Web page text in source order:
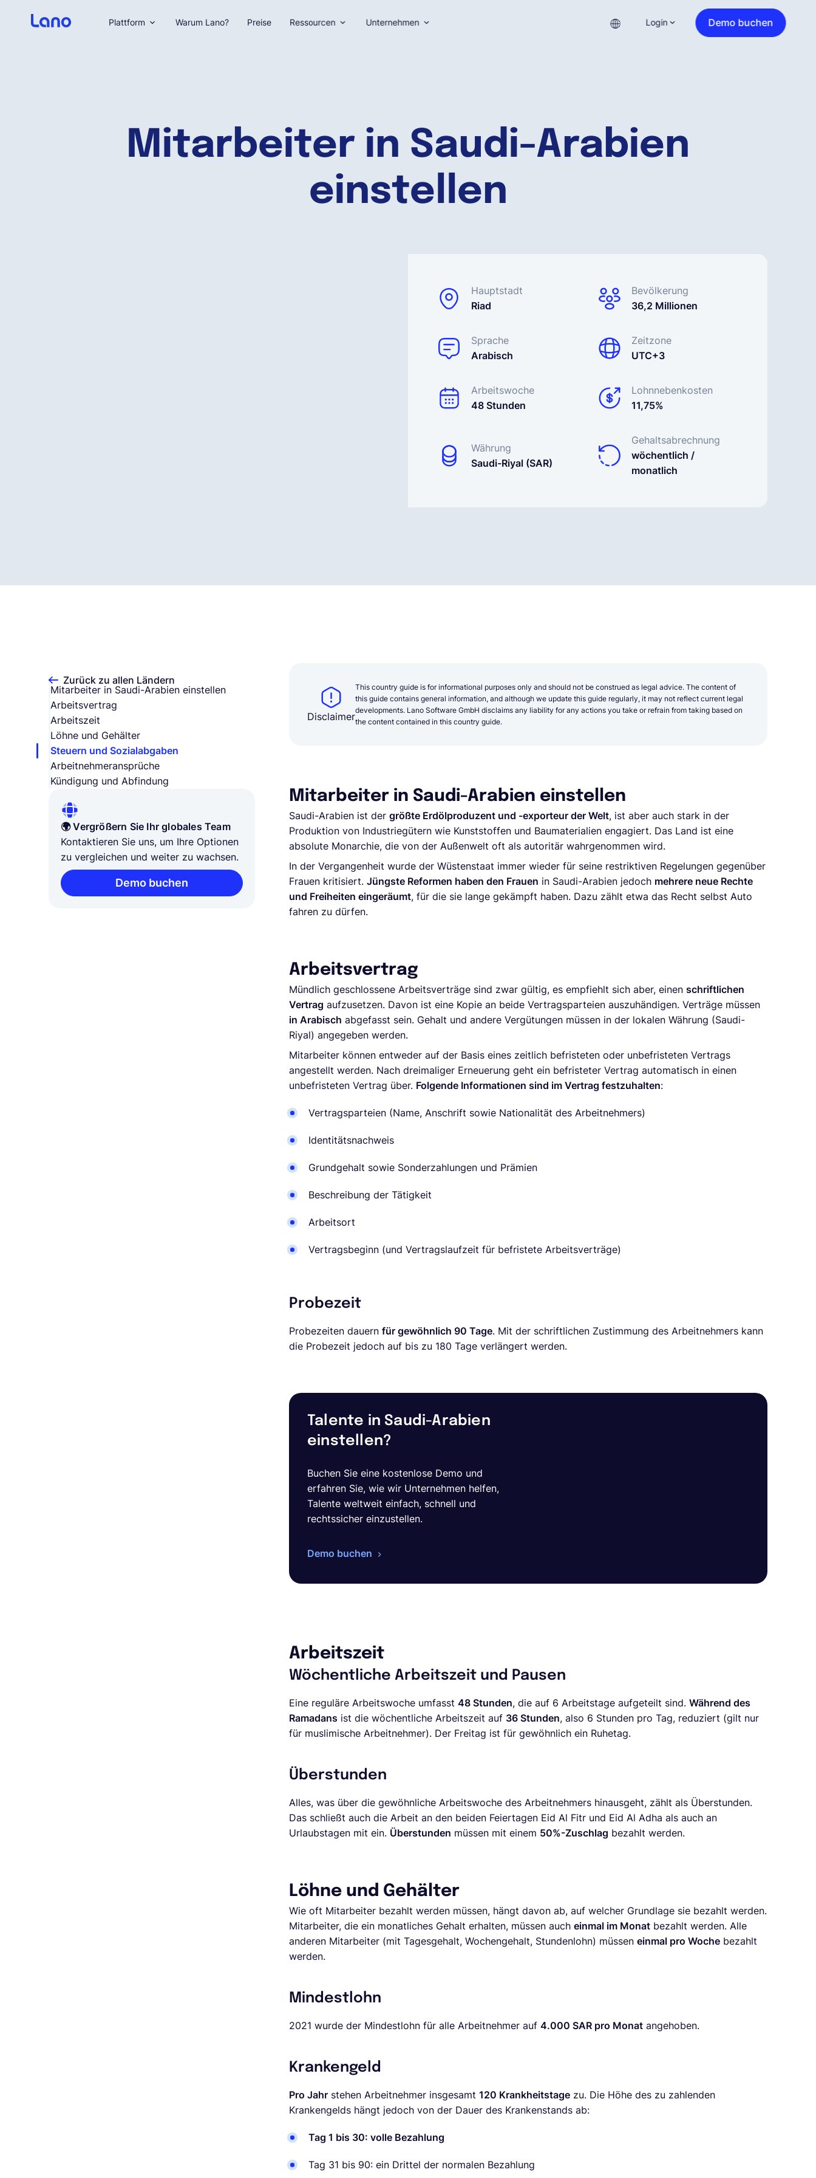
Mitarbeiter in Saudi-Arabien
einstellen
Hauptstadt
Riad
Bevölkerung
36,2 Millionen
Sprache
Arabisch
Zeitzone
UTC+3
Arbeitswoche
48 Stunden
Lohnnebenkosten
11,75%
Währung
Saudi-Riyal (SAR)
Gehaltsabrechnung
wöchentlich /
monatlich
Plattform Warum Lano? Preise Ressourcen Unternehmen Login Demo buchen
Zurück zu allen Ländern
Mitarbeiter in Saudi-Arabien einstellen
Arbeitsvertrag
Arbeitszeit
Löhne und Gehälter
Steuern und Sozialabgaben
Arbeitnehmeransprüche
Kündigung und Abfindung
🌍 Vergrößern Sie Ihr globales Team
Kontaktieren Sie uns, um Ihre Optionen
zu vergleichen und weiter zu wachsen.
Demo buchen
Disclaimer
This country guide is for informational purposes only and should not be construed as legal advice. The content of
this guide contains general information, and although we update this guide regularly, it may not reflect current legal
developments. Lano Software GmbH disclaims any liability for any actions you take or refrain from taking based on
the content contained in this country guide.
Mitarbeiter in Saudi-Arabien einstellen
Saudi-Arabien ist der größte Erdölproduzent und -exporteur der Welt, ist aber auch stark in der
Produktion von Industriegütern wie Kunststoffen und Baumaterialien engagiert. Das Land ist eine
absolute Monarchie, die von der Außenwelt oft als autoritär wahrgenommen wird.
In der Vergangenheit wurde der Wüstenstaat immer wieder für seine restriktiven Regelungen gegenüber
Frauen kritisiert. Jüngste Reformen haben den Frauen in Saudi-Arabien jedoch mehrere neue Rechte
und Freiheiten eingeräumt, für die sie lange gekämpft haben. Dazu zählt etwa das Recht selbst Auto
fahren zu dürfen.
Arbeitsvertrag
Mündlich geschlossene Arbeitsverträge sind zwar gültig, es empfiehlt sich aber, einen schriftlichen
Vertrag aufzusetzen. Davon ist eine Kopie an beide Vertragsparteien auszuhändigen. Verträge müssen
in Arabisch abgefasst sein. Gehalt und andere Vergütungen müssen in der lokalen Währung (Saudi-
Riyal) angegeben werden.
Mitarbeiter können entweder auf der Basis eines zeitlich befristeten oder unbefristeten Vertrags
angestellt werden. Nach dreimaliger Erneuerung geht ein befristeter Vertrag automatisch in einen
unbefristeten Vertrag über. Folgende Informationen sind im Vertrag festzuhalten:
Vertragsparteien (Name, Anschrift sowie Nationalität des Arbeitnehmers)
Identitätsnachweis
Grundgehalt sowie Sonderzahlungen und Prämien
Beschreibung der Tätigkeit
Arbeitsort
Vertragsbeginn (und Vertragslaufzeit für befristete Arbeitsverträge)
Probezeit
Probezeiten dauern für gewöhnlich 90 Tage. Mit der schriftlichen Zustimmung des Arbeitnehmers kann
die Probezeit jedoch auf bis zu 180 Tage verlängert werden.
Talente in Saudi-Arabien
einstellen?
Buchen Sie eine kostenlose Demo und
erfahren Sie, wie wir Unternehmen helfen,
Talente weltweit einfach, schnell und
rechtssicher einzustellen.
Demo buchen
Arbeitszeit
Wöchentliche Arbeitszeit und Pausen
Eine reguläre Arbeitswoche umfasst 48 Stunden, die auf 6 Arbeitstage aufgeteilt sind. Während des
Ramadans ist die wöchentliche Arbeitszeit auf 36 Stunden, also 6 Stunden pro Tag, reduziert (gilt nur
für muslimische Arbeitnehmer). Der Freitag ist für gewöhnlich ein Ruhetag.
Überstunden
Alles, was über die gewöhnliche Arbeitswoche des Arbeitnehmers hinausgeht, zählt als Überstunden.
Das schließt auch die Arbeit an den beiden Feiertagen Eid Al Fitr und Eid Al Adha als auch an
Urlaubstagen mit ein. Überstunden müssen mit einem 50%-Zuschlag bezahlt werden.
Löhne und Gehälter
Wie oft Mitarbeiter bezahlt werden müssen, hängt davon ab, auf welcher Grundlage sie bezahlt werden.
Mitarbeiter, die ein monatliches Gehalt erhalten, müssen auch einmal im Monat bezahlt werden. Alle
anderen Mitarbeiter (mit Tagesgehalt, Wochengehalt, Stundenlohn) müssen einmal pro Woche bezahlt
werden.
Mindestlohn
2021 wurde der Mindestlohn für alle Arbeitnehmer auf 4.000 SAR pro Monat angehoben.
Krankengeld
Pro Jahr stehen Arbeitnehmer insgesamt 120 Krankheitstage zu. Die Höhe des zu zahlenden
Krankengelds hängt jedoch von der Dauer des Krankenstands ab:
Tag 1 bis 30: volle Bezahlung
Tag 31 bis 90: ein Drittel der normalen Bezahlung